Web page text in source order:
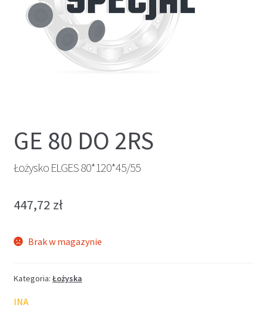
GE 80 DO 2RS
Łożysko ELGES 80*120*45/55
447,72 zł
Brak w magazynie
Kategoria: Łożyska
INA